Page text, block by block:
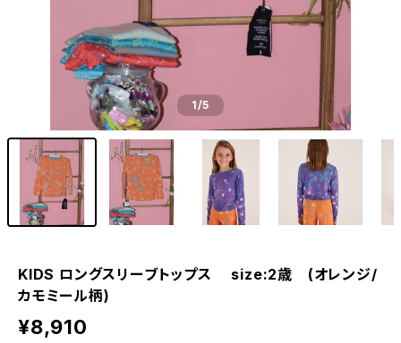
1/5
KIDS ロングスリーブトップス size:2歳 (オレンジ/
カモミール柄)
¥8,910